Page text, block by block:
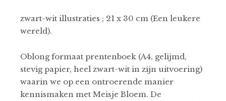
zwart-wit illustraties ; 21 x 30 cm (Een leukere
wereld).
Oblong formaat prentenboek (A4, gelijmd,
stevig papier, heel zwart-wit in zijn uitvoering)
waarin we op een ontroerende manier
kennismaken met Meisje Bloem. De